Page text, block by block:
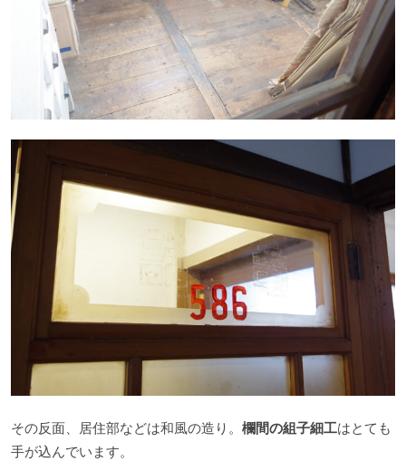
その反面、居住部などは和風の造り。 欄間の組子細工はとても
手が込んでいます。